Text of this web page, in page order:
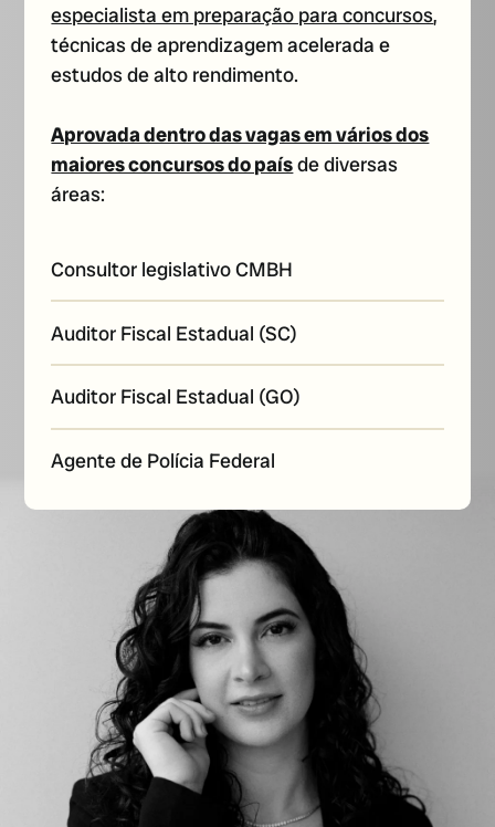
especialista em preparação para concursos,
técnicas de aprendizagem acelerada e
estudos de alto rendimento.
Aprovada dentro das vagas em vários dos
maiores concursos do paísde diversas
áreas:
Consultor legislativo CMBH
Auditor Fiscal Estadual (SC)
Auditor Fiscal Estadual (GO)
Agente de Polícia Federal